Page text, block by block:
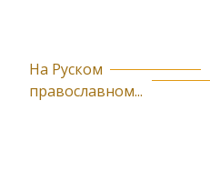
К
На Руском
православном...